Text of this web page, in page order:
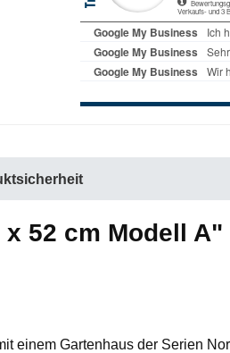
52 cm Modell A"
einem Gartenhaus der Serien